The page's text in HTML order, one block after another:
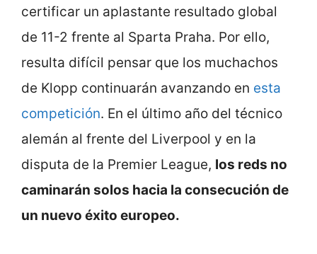
certificar un aplastante resultado global
de 11-2 frente al Sparta Praha. Por ello,
resulta difícil pensar que los muchachos
de Klopp continuarán avanzando en esta
competición. En el último año del técnico
alemán al frente del Liverpool y en la
disputa de la Premier League, los reds no
caminarán solos hacia la consecución de
un nuevo éxito europeo.